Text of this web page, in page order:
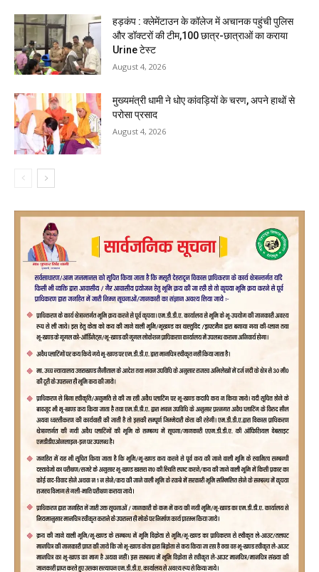
हड़कंप : क्लेमेंटाउन के कॉलेज में अचानक पहुंची पुलिस
और डॉक्टरों की टीम,100 छात्र-छात्राओं का कराया
Urine टेस्ट
August 4, 2026
मुख्यमंत्री धामी ने धोए कांवड़ियों के चरण, अपने हाथों से
परोसा प्रसाद
August 4, 2026